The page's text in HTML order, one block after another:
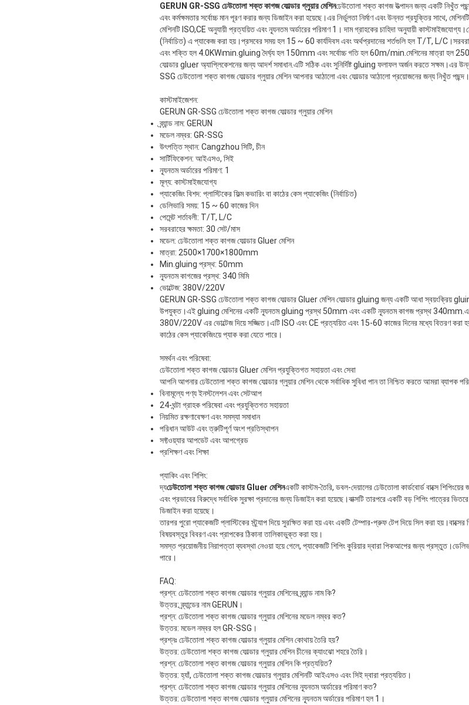
GERUN GR-SSG ঢেউতোলা শক্ত কাগজ ফোল্ডার গ্লুয়ার মেশিনঢেউতোলা শক্ত কাগজ উত্পাদন জন্য একটি নিখুঁত
এবং কর্মক্ষমতার সর্বোচ্চ মান পূরণ করার জন্য ডিজাইন করা হয়েছে।এর নির্ভুলতা নির্মাণ এবং উন্নত প্রযুক্তির সাথে,
মেশিনটি ISO,CE অনুযায়ী প্রত্যয়িত এবং ন্যূনতম অর্ডারের পরিমাণ 1। দাম গ্রাহকের চাহিদা অনুযায়ী
(নির্বাচিত) এ প্যাকেজ করা হয়।প্রসবের সময় হল 15 ~ 60 কার্যদিবস এবং অর্থপ্রদানের শর্তগুলি হল T/T, L/
এবং শক্তি হল 4.0KW৷min.gluing দৈর্ঘ্য হল 150mm এবং সর্বোচ্চ গতি হল 60m/min.মেশিনের মাত্রা
ফোল্ডার gluer অ্যাপ্লিকেশনের জন্য আদর্শ সমাধান.এটি সঠিক এবং সুনির্দিষ্ট gluing ফলাফল অর্জন করতে সক্ষম।এর
SSG ঢেউতোলা শক্ত কাগজ ফোল্ডার গ্লুয়ার মেশিন আপনার আঠালো এবং ফোল্ডার আঠালো প্রয়োজনের জন্য নিখুঁত পছন্দ।
কাস্টমাইজেশন:
GERUN GR-SSG ঢেউতোলা শক্ত কাগজ ফোল্ডার গ্লুয়ার মেশিন
ব্র্যান্ড নাম: GERUN
মডেল নম্বর: GR-SSG
উৎপত্তি স্থান: Cangzhou সিটি, চীন
সার্টিফিকেশন: আইএসও, সিই
ন্যূনতম অর্ডারের পরিমাণ: 1
মূল্য: কাস্টমাইজযোগ্য
প্যাকেজিং বিশদ: প্লাস্টিকের ফিল্ম কভারিং বা কাঠের কেস প্যাকেজিং (নির্বাচিত)
ডেলিভারি সময়: 15 ~ 60 কাজের দিন
পেমেন্ট শর্তাবলী: T/T, L/C
সরবরাহের ক্ষমতা: 30 সেট/মাস
মডেল: ঢেউতোলা শক্ত কাগজ ফোল্ডার Gluer মেশিন
মাত্রা: 2500×1700×1800mm
Min.gluing প্রস্থ: 50mm
ন্যূনতম কাগজের প্রস্থ: 340 মিমি
ভোল্টেজ: 380V/220V
GERUN GR-SSG ঢেউতোলা শক্ত কাগজ ফোল্ডার Gluer মেশিন ফোল্ডার gluing জন্য একটি আধা স্বয়ংক্রিয় gluing
উপযুক্ত।এই gluing মেশিনের একটি ন্যূনতম gluing প্রস্থ 50mm এবং একটি ন্যূনতম কাগজ প্রস্থ 340mm.এটির
380V/220V এর ভোল্টেজ দিয়ে সজ্জিত।এটি ISO এবং CE প্রত্যয়িত এবং 15-60 কাজের দিনের মধ্যে বিতরণ করা
কাঠের কেস প্যাকেজিংয়ে প্যাক করা যেতে পারে।
সমর্থন এবং পরিষেবা:
ঢেউতোলা শক্ত কাগজ ফোল্ডার Gluer মেশিন প্রযুক্তিগত সহায়তা এবং সেবা
আপনি আপনার ঢেউতোলা শক্ত কাগজ ফোল্ডার গ্লুয়ার মেশিন থেকে সর্বাধিক সুবিধা পান তা নিশ্চিত করতে আমরা ব্যাপক
বিনামূল্যে পণ্য ইনস্টলেশন এবং সেটআপ
24-ঘন্টা গ্রাহক পরিষেবা এবং প্রযুক্তিগত সহায়তা
নিয়মিত রক্ষণাবেক্ষণ এবং সমস্যা সমাধান
পরিধান আউট এবং ত্রুটিপূর্ণ অংশ প্রতিস্থাপন
সফ্টওয়্যার আপডেট এবং আপগ্রেড
প্রশিক্ষণ এবং শিক্ষা
প্যাকিং এবং শিপিং:
দ্যঢেউতোলা শক্ত কাগজ ফোল্ডার Gluer মেশিনএকটি কাস্টম-তৈরি, ডবল-দেয়ালের ঢেউতোলা কার্ডবোর্ড বাক্সে
এবং প্রভাবের বিরুদ্ধে সর্বাধিক সুরক্ষা প্রদানের জন্য ডিজাইন করা হয়েছে।বাক্সটি তারপরে একটি বড় শিপিং পাত্রের
ডিজাইন করা হয়েছে।
তারপর পুরো প্যাকেজটি প্লাস্টিকের স্ট্র্যাপ দিয়ে সুরক্ষিত করা হয় এবং একটি টেম্পার-প্রুফ টেপ দিয়ে সিল করা
বিষয়বস্তুর বিবরণ এবং প্রাপকের ঠিকানা তালিকাভুক্ত করা হয়।
সমস্ত প্রয়োজনীয় নিরাপত্তা ব্যবস্থা নেওয়া হয়ে গেলে, প্যাকেজটি শিপিং কুরিয়ার দ্বারা পিকআপের জন্য
পারে।
FAQ:
প্রশ্ন: ঢেউতোলা শক্ত কাগজ ফোল্ডার গ্লুয়ার মেশিনের ব্র্যান্ড নাম কি?
উত্তর: ব্র্যান্ডের নাম GERUN।
প্রশ্ন: ঢেউতোলা শক্ত কাগজ ফোল্ডার গ্লুয়ার মেশিনের মডেল নম্বর কত?
উত্তর: মডেল নম্বর হল GR-SSG।
প্রশ্নঃ ঢেউতোলা শক্ত কাগজ ফোল্ডার গ্লুয়ার মেশিন কোথায় তৈরি হয়?
উত্তর: ঢেউতোলা শক্ত কাগজ ফোল্ডার গ্লুয়ার মেশিন চীনের ক্যাংঝো শহরে তৈরি।
প্রশ্ন: ঢেউতোলা শক্ত কাগজ ফোল্ডার গ্লুয়ার মেশিন কি প্রত্যয়িত?
উত্তর: হ্যাঁ, ঢেউতোলা শক্ত কাগজ ফোল্ডার গ্লুয়ার মেশিনটি আইএসও এবং সিই দ্বারা প্রত্যয়িত।
প্রশ্ন: ঢেউতোলা শক্ত কাগজ ফোল্ডার গ্লুয়ার মেশিনের ন্যূনতম অর্ডারের পরিমাণ কত?
উত্তর: ঢেউতোলা শক্ত কাগজ ফোল্ডার গ্লুয়ার মেশিনের ন্যূনতম অর্ডারের পরিমাণ হল 1।